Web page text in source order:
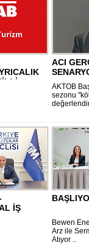
ACI
AKTOB
sezonu
İŞ
Bewen
Arz ile
Atıyor ..